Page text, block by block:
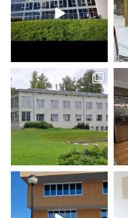
🏰 Mugavam puhkus Taagepera
lossi pargimajas!
...
2 0
Paigaldasime akendele
metallivaba Solarscreen ...
3 0